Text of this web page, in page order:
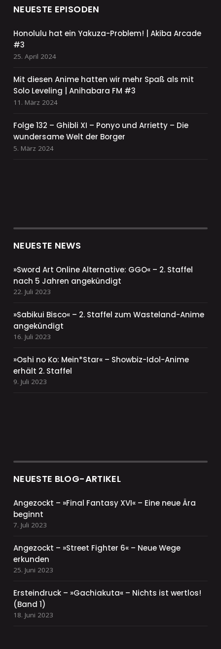
NEUESTE EPISODEN
Honolulu hat ein Yakuza-Problem! | Akiba Arcade
#3
25. April 2024
Mit diesen Anime hatten wir mehr Spaß als mit
Solo Leveling | Anihabara FM #3
11. März 2024
Folge 132 – Ghibli XI – Ponyo und Arrietty – Die
wundersame Welt der Borger
5. März 2024
NEUESTE NEWS
»Sword Art Online Alternative: GGO« – 2. Staffel
nach 5 Jahren angekündigt
22. Juli 2023
»Sabikui Bisco« – 2. Staffel zum Wasteland-Anime
angekündigt
16. Juli 2023
»Oshi no Ko: Mein*Star« – Showbiz-Idol-Anime
erhält 2. Staffel
9. Juli 2023
NEUESTE BLOG-ARTIKEL
Angezockt – »Final Fantasy XVI« – Eine neue Ära
beginnt
7. Juli 2023
Angezockt – »Street Fighter 6« – Neue Wege
erkunden
25. Juni 2023
Ersteindruck – »Gachiakuta« – Nichts ist wertlos!
(Band 1)
18. Juni 2023